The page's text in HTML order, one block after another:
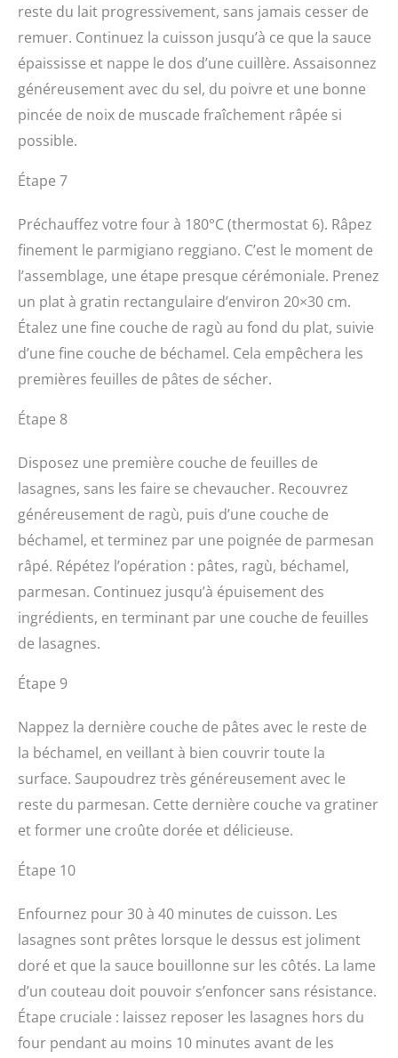
reste du lait progressivement, sans jamais cesser de
remuer. Continuez la cuisson jusqu’à ce que la sauce
épaississe et nappe le dos d’une cuillère. Assaisonnez
généreusement avec du sel, du poivre et une bonne
pincée de noix de muscade fraîchement râpée si
possible.
Étape 7
Préchauffez votre four à 180°C (thermostat 6). Râpez
finement le parmigiano reggiano. C’est le moment de
l’assemblage, une étape presque cérémoniale. Prenez
un plat à gratin rectangulaire d’environ 20×30 cm.
Étalez une fine couche de ragù au fond du plat, suivie
d’une fine couche de béchamel. Cela empêchera les
premières feuilles de pâtes de sécher.
Étape 8
Disposez une première couche de feuilles de
lasagnes, sans les faire se chevaucher. Recouvrez
généreusement de ragù, puis d’une couche de
béchamel, et terminez par une poignée de parmesan
râpé. Répétez l’opération : pâtes, ragù, béchamel,
parmesan. Continuez jusqu’à épuisement des
ingrédients, en terminant par une couche de feuilles
de lasagnes.
Étape 9
Nappez la dernière couche de pâtes avec le reste de
la béchamel, en veillant à bien couvrir toute la
surface. Saupoudrez très généreusement avec le
reste du parmesan. Cette dernière couche va gratiner
et former une croûte dorée et délicieuse.
Étape 10
Enfournez pour 30 à 40 minutes de cuisson. Les
lasagnes sont prêtes lorsque le dessus est joliment
doré et que la sauce bouillonne sur les côtés. La lame
d’un couteau doit pouvoir s’enfoncer sans résistance.
Étape cruciale : laissez reposer les lasagnes hors du
four pendant au moins 10 minutes avant de les